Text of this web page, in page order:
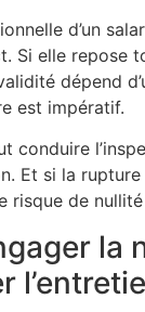
d’un
Si elle repose
dépend
est impératif.
conduire
Et si la
risque de
la